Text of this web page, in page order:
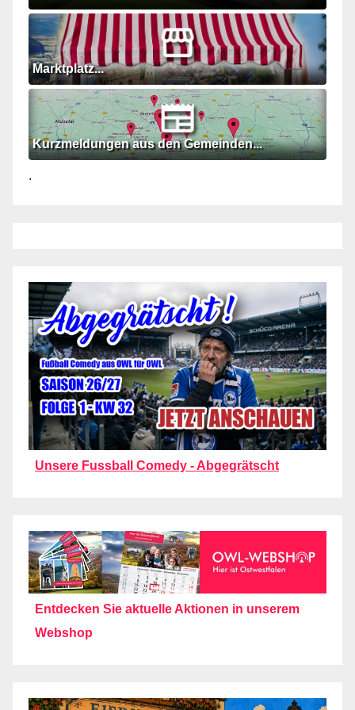
Marktplatz...
Kurzmeldungen aus den Gemeinden...
.
Unsere Fussball Comedy - Abgegrätscht
Entdecken Sie aktuelle Aktionen in unserem
Webshop